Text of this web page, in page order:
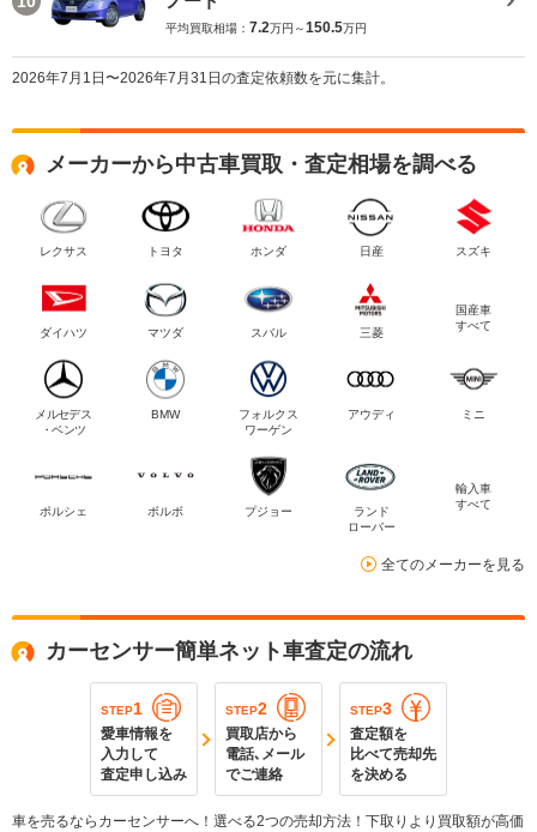
平均買取相場： 7.2万円～150.5万円
2026年7月1日〜2026年7月31日の査定依頼数を元に集計。
メーカーから中古車買取・査定相場を調べる
レクサス トヨタ ホンダ 日産 スズキ
ダイハツ マツダ スバル 三菱
国産車
すべて
メルセデス
・ベンツ
BMW
フォルクス
ワーゲン
アウディ ミニ
ポルシェ ボルボ プジョー
ランド
ローバー
輸入車
すべて
全てのメーカーを見る
カーセンサー簡単ネット車査定の流れ
STEP1
愛車情報を
入力して
査定申し込み
STEP2
買取店から
電話､メール
でご連絡
STEP3
査定額を
比べて売却先
を決める
車を売るならカーセンサーへ！選べる2つの売却方法！下取りより買取額が高価